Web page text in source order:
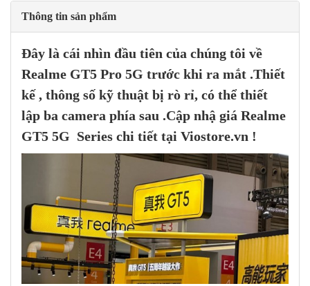
Thông tin sản phẩm
Đây là cái nhìn đầu tiên của chúng tôi về
Realme GT5 Pro 5G trước khi ra mắt .Thiết
kế , thông số kỹ thuật bị rò rỉ, có thể thiết
lập ba camera phía sau .Cập nhậ giá Realme
GT5 5G Series chi tiết tại Viostore.vn !